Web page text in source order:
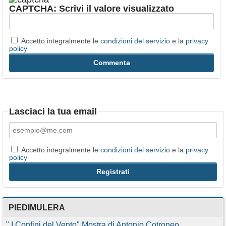
CAPTCHA: Scrivi il valore visualizzato
Accetto integralmente le condizioni del servizio e la privacy
policy
Lasciaci la tua email
Accetto integralmente le condizioni del servizio e la privacy
policy
PIEDIMULERA